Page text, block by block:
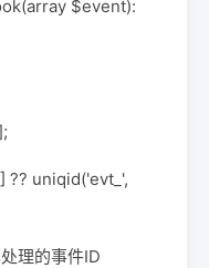
$event):
uniqid('evt_',
理的事件ID